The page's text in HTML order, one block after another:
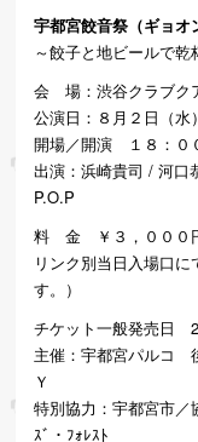
宇都宮餃音祭（ギョ
～餃子と地ビールで
会 場：渋谷クラブク
公演日：８月２日（水）
開場／開演 １８：
出演：浜崎貴司 / 河口
P.O.P
料 金 ￥３，０００
リンク別当日入場口
す。）
チケット一般発売日
主催：宇都宮パルコ
Ｙ
特別協力：宇都宮市／
ｽﾞ・ﾌｫﾚｽﾄ